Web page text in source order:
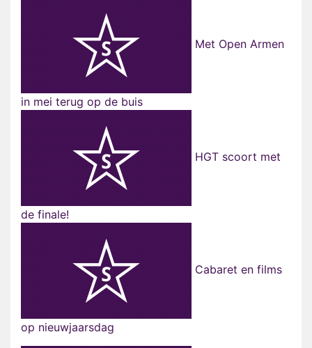
Met Open Armen
in mei terug op de buis
HGT scoort met
de finale!
Cabaret en films
op nieuwjaarsdag